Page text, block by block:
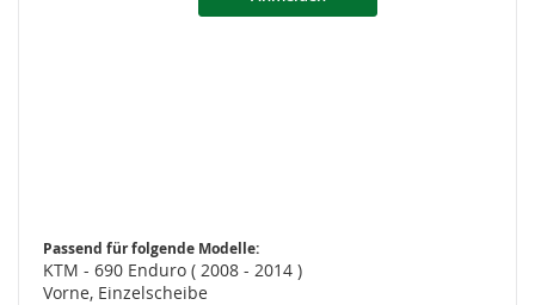
Passend für folgende Modelle:
KTM - 690 Enduro ( 2008 - 2014 )
Vorne, Einzelscheibe